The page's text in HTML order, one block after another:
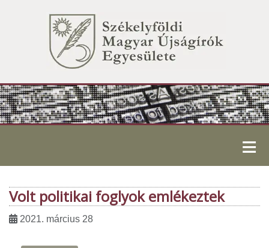
≡
Volt politikai foglyok emlékeztek
2021. március 28